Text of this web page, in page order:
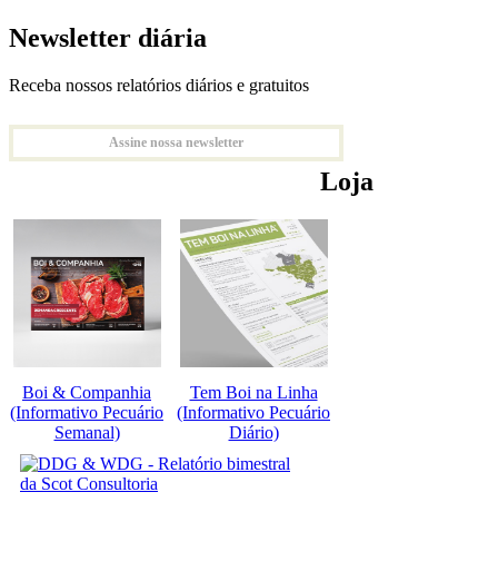
Newsletter diária
Receba nossos relatórios diários e gratuitos
Assine nossa newsletter
Loja
Boi & Companhia
(Informativo Pecuário
Semanal)
Tem Boi na Linha
(Informativo Pecuário
Diário)